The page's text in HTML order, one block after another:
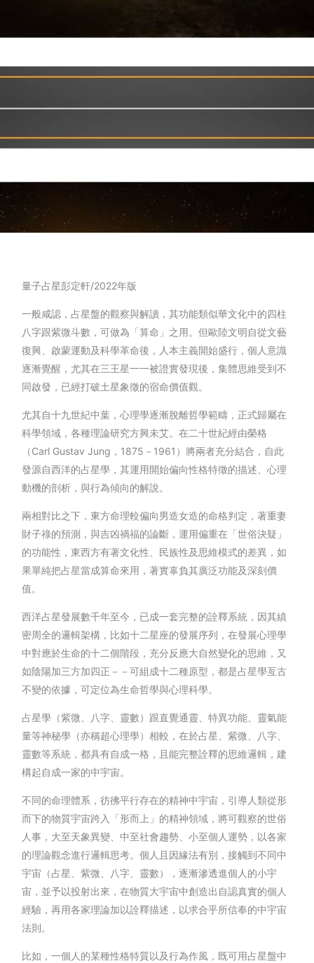
量子占星彭定軒/2022年版
一般咸認，占星盤的觀察與解讀，其功能類似華文化中的四柱
八字跟紫微斗數，可做為「算命」之用。但歐陸文明自從文藝
復興、啟蒙運動及科學革命後，人本主義開始盛行，個人意識
逐漸覺醒，尤其在三王星一一被證實發現後，集體思維受到不
同啟發，已經打破土星象徵的宿命價值觀。
尤其自十九世紀中葉，心理學逐漸脫離哲學範疇，正式歸屬在
科學領域，各種理論研究方興未艾。在二十世紀經由榮格
（Carl Gustav Jung，1875－1961）將兩者充分結合，自此
發源自西洋的占星學，其運用開始偏向性格特徵的描述、心理
動機的剖析，與行為傾向的解說。
兩相對比之下，東方命理較偏向男造女造的命格判定，著重妻
財子祿的預測，與吉凶禍福的論斷，運用偏重在「世俗決疑」
的功能性，東西方有著文化性、民族性及思維模式的差異，如
果單純把占星當成算命來用，著實辜負其廣泛功能及深刻價
值。
西洋占星發展數千年至今，已成一套完整的詮釋系統，因其縝
密周全的邏輯架構，比如十二星座的發展序列，在發展心理學
中對應於生命的十二個階段，充分反應大自然變化的思維，又
如陰陽加三方加四正－－可組成十二種原型，都是占星學亙古
不變的依據，可定位為生命哲學與心理科學。
占星學（紫微、八字、靈數）跟直覺通靈、特異功能、靈氣能
量等神秘學（亦稱超心理學）相較，在於占星、紫微、八字、
靈數等系統，都具有自成一格，且能完整詮釋的思維邏輯，建
構起自成一家的中宇宙。
不同的命理體系，彷彿平行存在的精神中宇宙，引導人類從形
而下的物質宇宙跨入「形而上」的精神領域，將可觀察的世俗
人事，大至天象異變、中至社會趨勢、小至個人運勢，以各家
的理論觀念進行邏輯思考。個人且因緣法有別，接觸到不同中
宇宙（占星、紫微、八字、靈數），逐漸滲透進個人的小宇
宙，並予以投射出來，在物質大宇宙中創造出自認真實的個人
經驗，再用各家理論加以詮釋描述，以求合乎所信奉的中宇宙
法則。
比如，一個人的某種性格特質以及行為作風，既可用占星盤中